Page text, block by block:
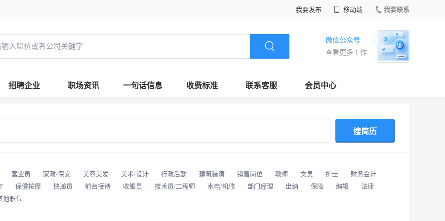
我要发布 移动端 我要联系
微信公众号
查看更多工作
招聘企业 职场资讯 一句话信息 收费标准 联系客服 会员中心
搜简历
营业员 家政/保安 美容美发 美术/设计 行政后勤 建筑装潢 销售岗位 教师 文员 护士
财务会计
保健按摩 快递员 前台接待 收银员 技术员/工程师 水电/机修 部门经理 出纳 保险 编辑
法律
他职位